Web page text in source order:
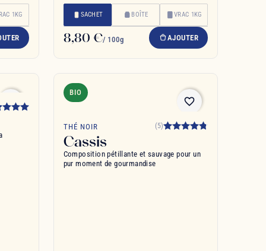
1KG SACHET BOÎTE VRAC 1KG
8,80 €/ 100g AJOUTER
favorite_border
BIO
favorite_border
THÉ NOIR (5)
Cassis
Composition pétillante et sauvage pour un
pur moment de gourmandise